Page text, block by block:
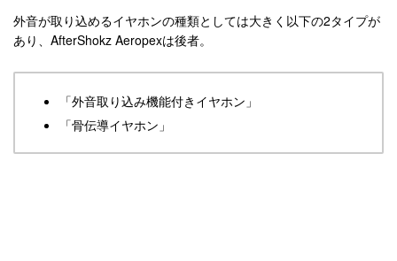
外音が取り込めるイヤホンの種類としては大きく以下の2タイプが
あり、AfterShokz Aeropexは後者。
「外音取り込み機能付きイヤホン」
「骨伝導イヤホン」